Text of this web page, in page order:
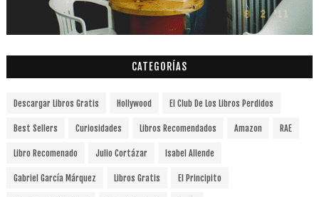
CATEGORÍAS
Descargar Libros Gratis Hollywood El Club De Los Libros Perdidos
Best Sellers Curiosidades Libros Recomendados Amazon RAE
Libro Recomenado Julio Cortázar Isabel Allende
Gabriel García Márquez Libros Gratis El Principito